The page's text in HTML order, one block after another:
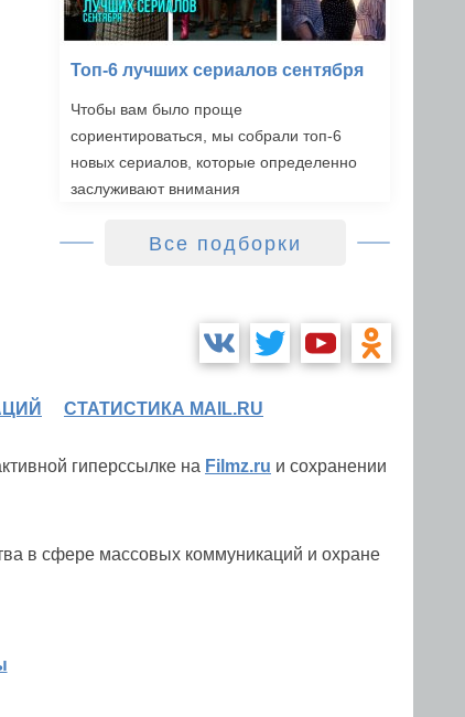
Топ-6 лучших сериалов сентября
Чтобы вам было проще
сориентироваться, мы собрали топ-6
новых сериалов, которые определенно
заслуживают внимания
Все подборки
СТАТИСТИКА MAIL.RU
гиперссылке на Filmz.ru и сохранении
в сфере массовых коммуникаций и охране